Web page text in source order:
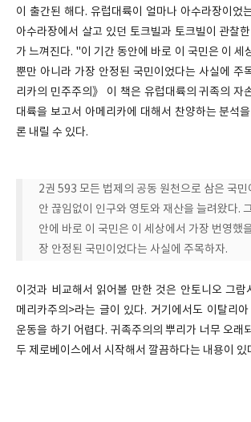
이 출간된 해다. 유럽대륙이 얼마나 아수라장이었
아수라장에서 살고 있던 토크빌과 토크빌이 관찰
가 느껴진다. "이 기간 동안에 바로 이 국민은 이 세
뿐만 아니라 가장 안정된 국민이었다는 사실에 주
리카의 민주주의》 이 책은 유럽대륙의 귀족의 자
대륙을 보고서 아메리카에 대해서 찬양하는 분석
론 내릴 수 있다.
2권 593 모든 법제의 공동 원천으로 삼은 국
안 끊임없이 인구와 영토와 재산을 늘려왔다.
안에 바로 이 국민은 이 세상에서 가장 번영했
장 안정된 국민이었다는 사실에 주목하자.
이것과 비교해서 읽어볼 만한 것은 안토니오 그람
메리카주의>라는 글이 있다. 거기에서도 이탈리
운동을 하기 어렵다. 귀족주의의 뿌리가 너무 오래
두 제로베이스에서 시작해서 깔끔하다는 내용이 있